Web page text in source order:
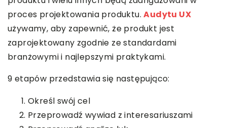
proces projektowania produktu.Audytu UX
używamy, aby zapewnić, że produkt jest
zaprojektowany zgodnie ze standardami
branżowymi i najlepszymi praktykami.
9 etapów przedstawia się następująco:
Określ swój cel
Przeprowadź wywiad z interesariuszami